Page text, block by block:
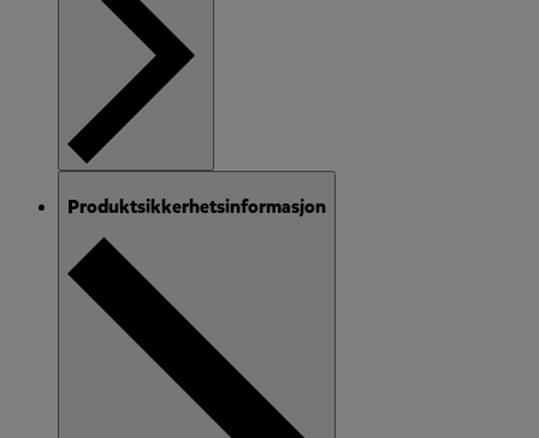
Produktsikkerhetsinformasjon